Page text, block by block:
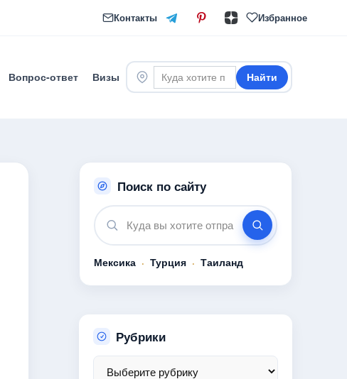
Контакты Избранное
Вопрос-ответ Визы Найти
Поиск по сайту
Мексика · Турция · Таиланд
Рубрики